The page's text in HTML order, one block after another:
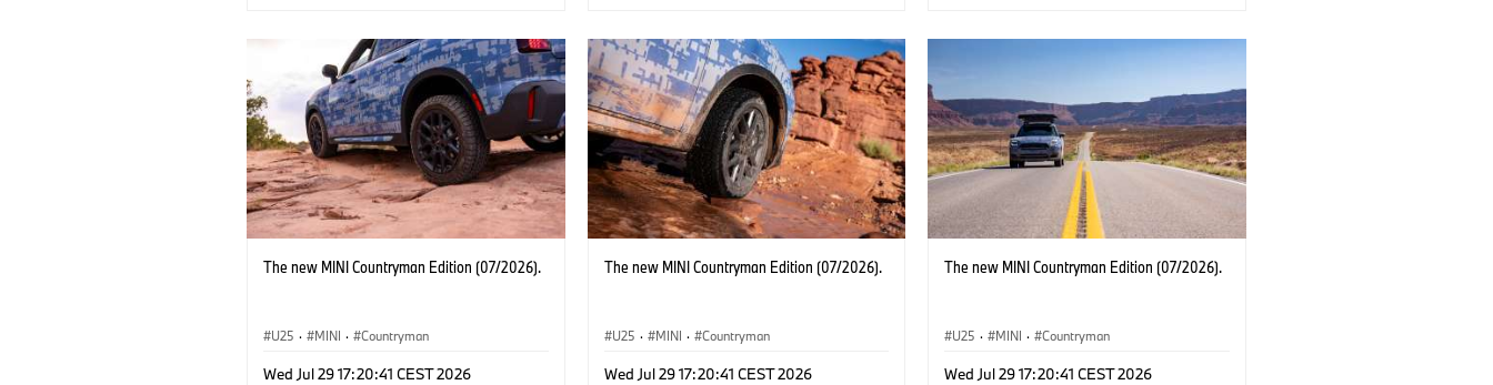
The new MINI Countryman Edition (07/2026).
U25 · MINI · Countryman
Wed Jul 29 17:20:41 CEST 2026
The new MINI Countryman Edition (07/2026).
U25 · MINI · Countryman
Wed Jul 29 17:20:41 CEST 2026
The new MINI Countryman Edition (07/2026).
U25 · MINI · Countryman
Wed Jul 29 17:20:41 CEST 2026